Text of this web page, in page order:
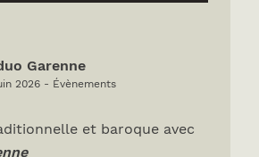
Garenne
2026 - Évènements
et baroque avec